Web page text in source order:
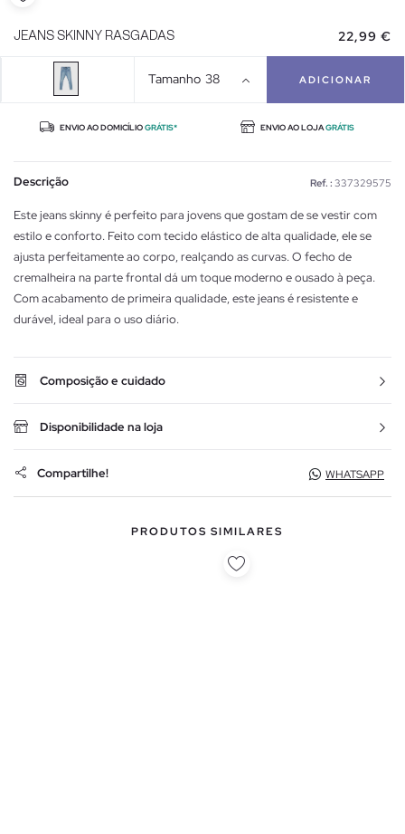
JEANS SKINNY RASGADAS 22,99 €
Tamanho 38 ADICIONAR
ENVIO AO DOMICÍLIOGRÁTIS* ENVIO AO LOJAGRÁTIS
Descrição Ref. : 337329575
Este jeans skinny é perfeito para jovens que gostam de se vestir com
estilo e conforto. Feito com tecido elástico de alta qualidade, ele se
ajusta perfeitamente ao corpo, realçando as curvas. O fecho de
cremalheira na parte frontal dá um toque moderno e ousado à peça.
Com acabamento de primeira qualidade, este jeans é resistente e
durável, ideal para o uso diário.
Composição e cuidado
Disponibilidade na loja
Compartilhe! WHATSAPP
PRODUTOS SIMILARES